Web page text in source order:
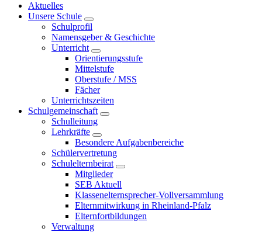
Aktuelles
Unsere Schule
Schulprofil
Namensgeber & Geschichte
Unterricht
Orientierungsstufe
Mittelstufe
Oberstufe / MSS
Fächer
Unterrichtszeiten
Schulgemeinschaft
Schulleitung
Lehrkräfte
Besondere Aufgabenbereiche
Schülervertretung
Schulelternbeirat
Mitglieder
SEB Aktuell
Klassenelternsprecher-Vollversammlung
Elternmitwirkung in Rheinland-Pfalz
Elternfortbildungen
Verwaltung